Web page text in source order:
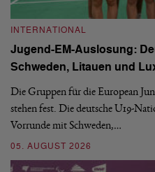
INTERNATIONAL
Jugend-EM-Auslosung:
Schweden, Litauen und
Die Gruppen für die European
stehen fest. Die deutsche U19-
Vorrunde mit Schweden,…
05. AUGUST 2026